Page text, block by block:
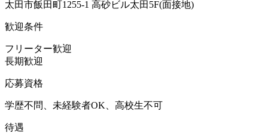
太田市飯田町1255-1 高砂ビル太田5F(面接地)
歓迎条件
フリーター歓迎
長期歓迎
応募資格
学歴不問、未経験者OK、高校生不可
待遇